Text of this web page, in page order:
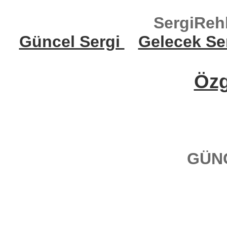
Güncel Sergi
Gelecek